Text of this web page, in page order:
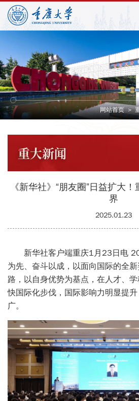
网站首页 >
重大新闻
《新华社》“朋友圈”日益扩大
界
2025.01.23
新华社客户端重庆1月23日电
为先、奋斗以成，以面向国际的全
路，以自身优势为基点，在人才、
快国际化步伐，国际影响力明显提升
广。